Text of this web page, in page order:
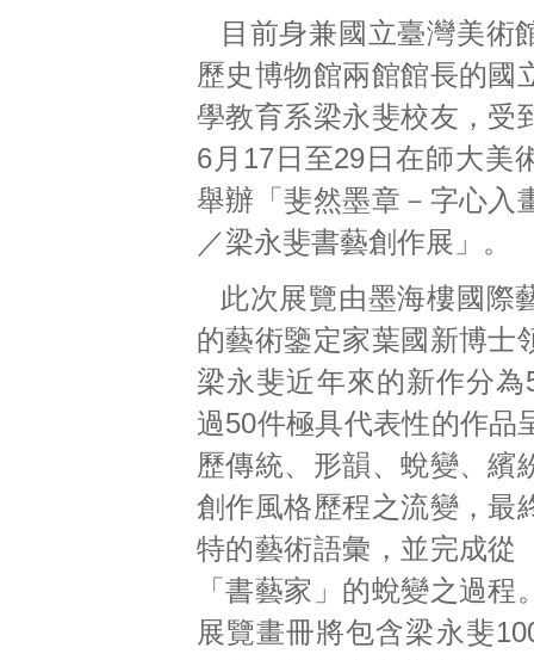
目前身兼國立臺灣美術
歷史博物館兩館館長的國
學教育系梁永斐校友，受
6月17日至29日在師大美
舉辦「斐然墨章－字心入
／梁永斐書藝創作展」。
此次展覽由墨海樓國際
的藝術鑒定家葉國新博士
梁永斐近年來的新作分
過50件極具代表性的作品
歷傳統、形韻、蛻變、繽
創作風格歷程之流變，最
特的藝術語彙，並完成從
「書藝家」的蛻變之過程
展覽畫冊將包含梁永斐